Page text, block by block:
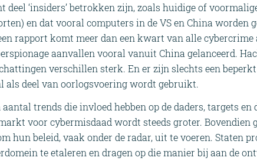
deel ‘insiders’ betrokken zijn, zoals huidige of
en dat vooral computers in de VS en China worden
rapport komt meer dan een kwart van alle cybercrime
aanvallen vooral vanuit China gelanceerd.
verschillen sterk. En er zijn slechts een
als deel van oorlogsvoering wordt gebruikt.
trends die invloed hebben op de daders, targets en
voor cybermisdaad wordt steeds groter. Bovendien
hun beleid, vaak onder de radar, uit te voeren. Staten
te etaleren en dragen op die manier bij aan de